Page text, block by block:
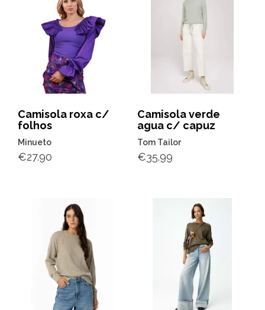
Camisola roxa c/
folhos
Minueto
€27.90
Camisola verde
agua c/ capuz
Tom Tailor
€35.99